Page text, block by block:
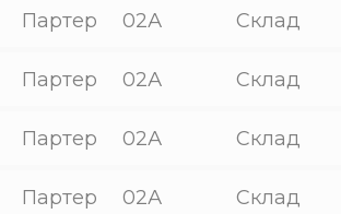
Партер 02А Склад
Партер 02А Склад
Партер 02А Склад
Партер 02А Склад